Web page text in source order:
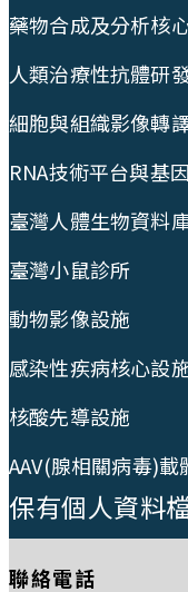
藥物合成及分析核
人類治療性抗體研
細胞與組織影像轉
RNA技術平台與基
臺灣人體生物資料
臺灣小鼠診所
動物影像設施
感染性疾病核心設
核酸先導設施
AAV(腺相關病毒)載
保有個人資料
聯絡電話